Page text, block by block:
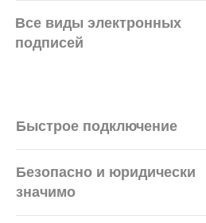
Все виды электронных
подписей
Безопасно и юридически
значимо
Быстрое подключение
Ознакомьтесь
с тарифами и выберите
подходящий вариант
Думаете, какой тариф
подойдет?